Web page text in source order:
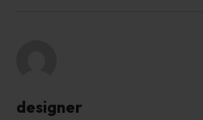
designer